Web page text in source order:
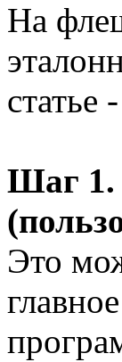
На
статье
Шаг 1.
Это